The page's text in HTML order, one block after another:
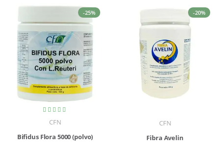
-25%
Valoración:
100%
CFN
Bifidus Flora 5000 (polvo)
-20%
CFN
Fibra Avelin